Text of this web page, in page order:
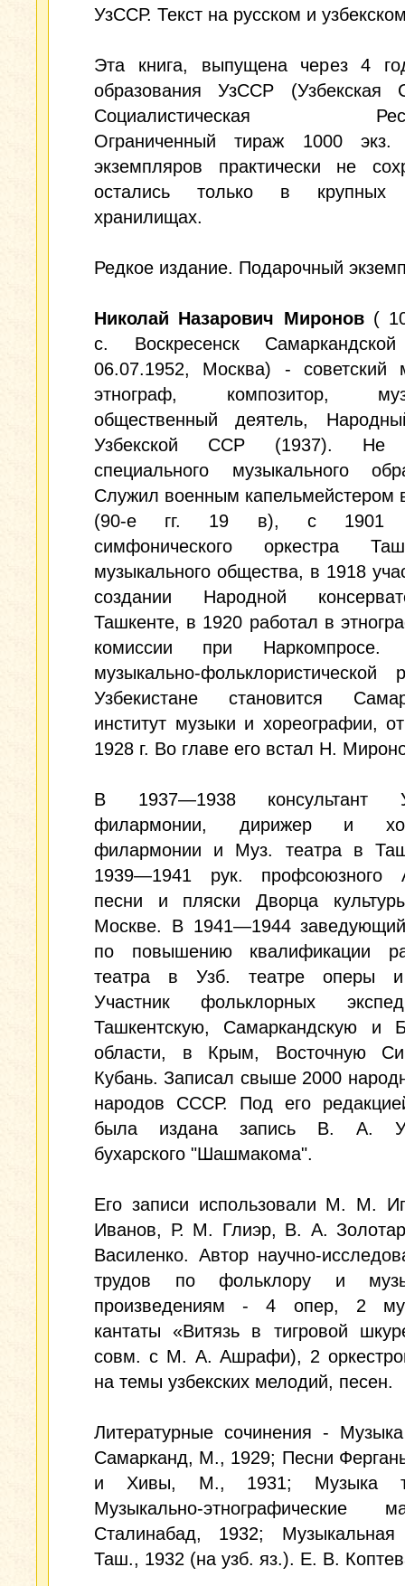
УзССР. Текст на русском и
Эта книга, выпущена через 4
образования УзССР (Узбекская
Социалистическая
Ограниченный тираж 1000 экз.
экземпляров практически не
остались только в крупных
хранилищах.
Редкое издание. Подарочный
Николай Назарович Миронов(
с. Воскресенск
06.07.1952, Москва) - советский
этнограф, композитор,
общественный деятель,
Узбекской ССР (1937). Не
специального музыкального
Служил военным капельмейстером
(90-е гг. 19 в), с 1901
симфонического оркестра
музыкального общества, в 1918
создании Народной
Ташкенте, в 1920 работал в
комиссии при Наркомпросе.
музыкально-фольклористической
Узбекистане становится
институт музыки и хореографии,
1928 г. Во главе его встал Н.
В 1937—1938 консультант
филармонии, дирижер и
филармонии и Муз. театра в
1939—1941 рук. профсоюзного
песни и пляски Дворца
Москве. В 1941—1944
по повышению квалификации
театра в Узб. театре оперы и
Участник фольклорных
Ташкентскую, Самаркандскую и
области, в Крым, Восточную
Кубань. Записал свыше 2000
народов СССР. Под его
была издана запись В. А.
бухарского "Шашмакома".
Его записи использовали M. M.
Иванов, Р. М. Глиэр, В. А.
Василенко. Автор научно-
трудов по фольклору и
произведениям - 4 опер, 2
кантаты «Витязь в тигровой
совм. с М. А. Ашрафи), 2
на темы узбекских мелодий, песен.
Литературные сочинения -
Самарканд, М., 1929; Песни
и Хивы, М., 1931; Музыка
Музыкально-этнографические
Сталинабад, 1932; Музыкальная
Таш., 1932 (на узб. яз.). Е. В.